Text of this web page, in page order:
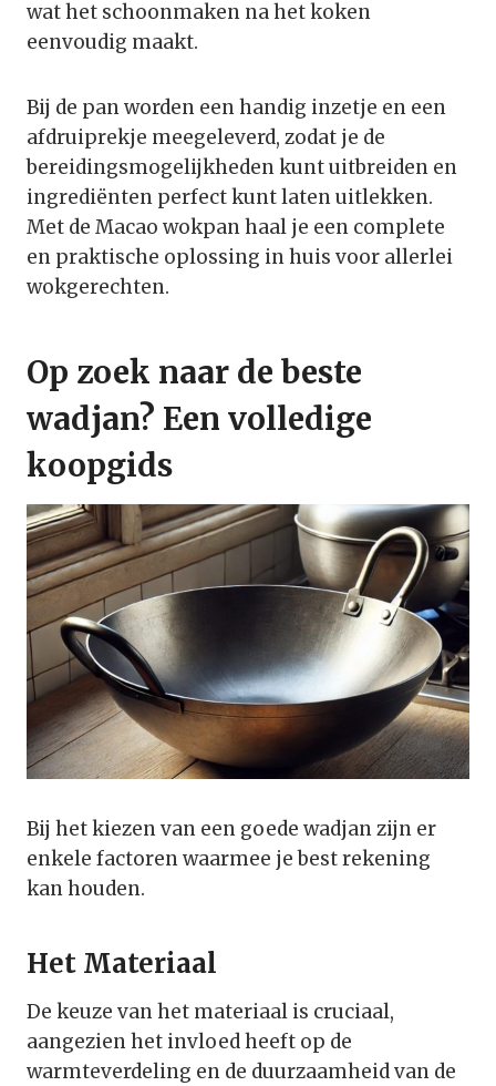
wat het schoonmaken na het koken
eenvoudig maakt.
Bij de pan worden een handig inzetje en een
afdruiprekje meegeleverd, zodat je de
bereidingsmogelijkheden kunt uitbreiden en
ingrediënten perfect kunt laten uitlekken.
Met de Macao wokpan haal je een complete
en praktische oplossing in huis voor allerlei
wokgerechten.
Op zoek naar de beste
wadjan? Een volledige
koopgids
Bij het kiezen van een goede wadjan zijn er
enkele factoren waarmee je best rekening
kan houden.
Het Materiaal
De keuze van het materiaal is cruciaal,
aangezien het invloed heeft op de
warmteverdeling en de duurzaamheid van de